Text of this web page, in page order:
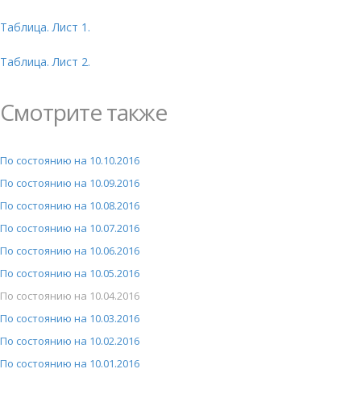
Таблица. Лист 1.
Таблица. Лист 2.
Смотрите также
По состоянию на 10.10.2016
По состоянию на 10.09.2016
По состоянию на 10.08.2016
По состоянию на 10.07.2016
По состоянию на 10.06.2016
По состоянию на 10.05.2016
По состоянию на 10.04.2016
По состоянию на 10.03.2016
По состоянию на 10.02.2016
По состоянию на 10.01.2016